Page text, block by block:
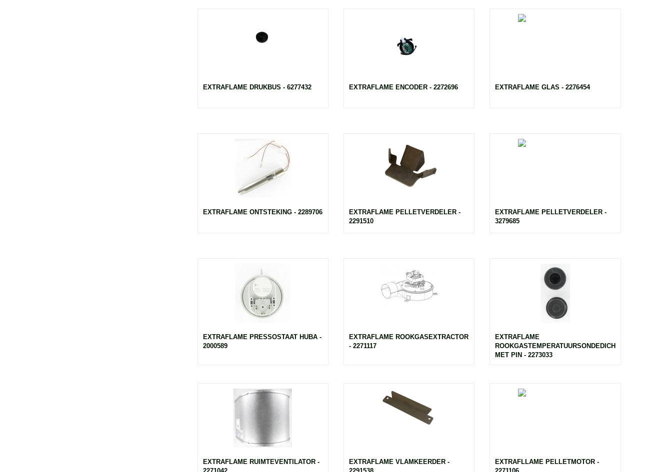
EXTRAFLAME DRUKBUS - 6277432 EXTRAFLAME ENCODER - 2272696 EXTRAFLAME GLAS - 2276454
EXTRAFLAME ONTSTEKING - 2289706
EXTRAFLAME PELLETVERDELER -
2291510
EXTRAFLAME PELLETVERDELER -
3279685
EXTRAFLAME PRESSOSTAAT HUBA -
2000589
EXTRAFLAME ROOKGASEXTRACTOR
- 2271117
EXTRAFLAME
ROOKGASTEMPERATUURSONDEDICHTING
MET PIN - 2273033
EXTRAFLAME RUIMTEVENTILATOR -
2271042
EXTRAFLAME VLAMKEERDER -
2291538
EXTRAFLLAME PELLETMOTOR -
2271106